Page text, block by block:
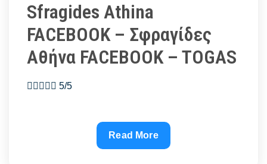
on
Sfragides Athina
FACEBOOK – Σφραγίδες
Αθήνα FACEBOOK – TOGAS
 5/5
Sfragides
Athina
Read More